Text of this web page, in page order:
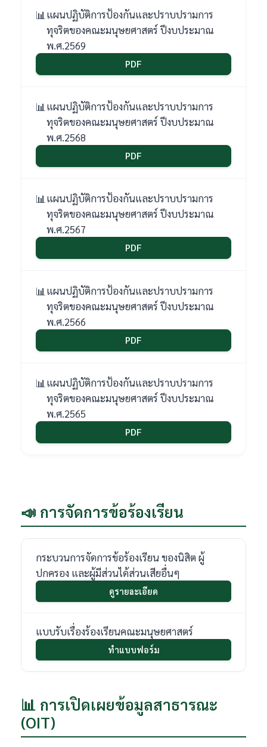
แผนปฏิบัติการป้องกันและปราบปรามการ
ทุจริตของคณะมนุษยศาสตร์ ปีงบประมาณ
พ.ศ.2569
PDF
แผนปฏิบัติการป้องกันและปราบปรามการ
ทุจริตของคณะมนุษยศาสตร์ ปีงบประมาณ
พ.ศ.2568
PDF
แผนปฏิบัติการป้องกันและปราบปรามการ
ทุจริตของคณะมนุษยศาสตร์ ปีงบประมาณ
พ.ศ.2567
PDF
แผนปฏิบัติการป้องกันและปราบปรามการ
ทุจริตของคณะมนุษยศาสตร์ ปีงบประมาณ
พ.ศ.2566
PDF
แผนปฏิบัติการป้องกันและปราบปรามการ
ทุจริตของคณะมนุษยศาสตร์ ปีงบประมาณ
พ.ศ.2565
PDF
📣 การจัดการข้อร้องเรียน
กระบวนการจัดการข้อร้องเรียน ของนิสิต ผู้
ปกครอง และผู้มีส่วนได้ส่วนเสียอื่นๆ
ดูรายละเอียด
แบบรับเรื่องร้องเรียนคณะมนุษยศาสตร์
ทำแบบฟอร์ม
📊 การเปิดเผยข้อมูลสาธารณะ
(OIT)